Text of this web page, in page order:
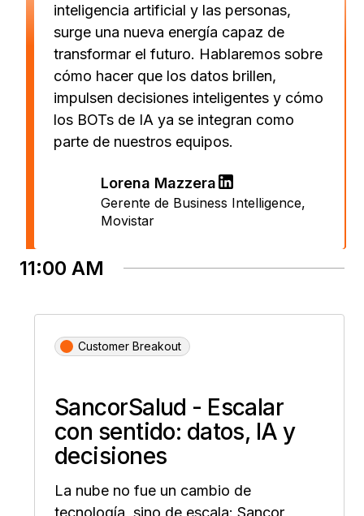
inteligencia artificial y las personas,
surge una nueva energía capaz de
transformar el futuro. Hablaremos sobre
cómo hacer que los datos brillen,
impulsen decisiones inteligentes y cómo
los BOTs de IA ya se integran como
parte de nuestros equipos.
Lorena Mazzera
Gerente de Business Intelligence,
Movistar
11:00 AM
Customer Breakout
SancorSalud - Escalar
con sentido: datos, IA y
decisiones
La nube no fue un cambio de
tecnología, sino de escala: Sancor